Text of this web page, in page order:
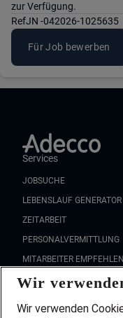
zur Verfügung.
RefJN -042026-1025635
Für Job bewerben
Services
JOBSUCHE
LEBENSLAUF GENERATOR
ZEITARBEIT
PERSONALVERMITTLUNG
MITARBEITER EMPFEHLEN
FAQ
Wir stellen ein!
DEINE BERUFSGRUPPE
Wir
Wir verwenden